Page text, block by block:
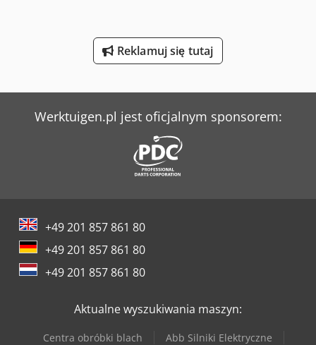
Werner & Pfleiderer Kontenery
Reklamuj się tutaj
Werktuigen.pl jest oficjalnym sponsorem:
+49 201 857 861 80
+49 201 857 861 80
+49 201 857 861 80
Aktualne wyszukiwania maszyn:
Centra obróbki blach
Abb Silniki Elektryczne